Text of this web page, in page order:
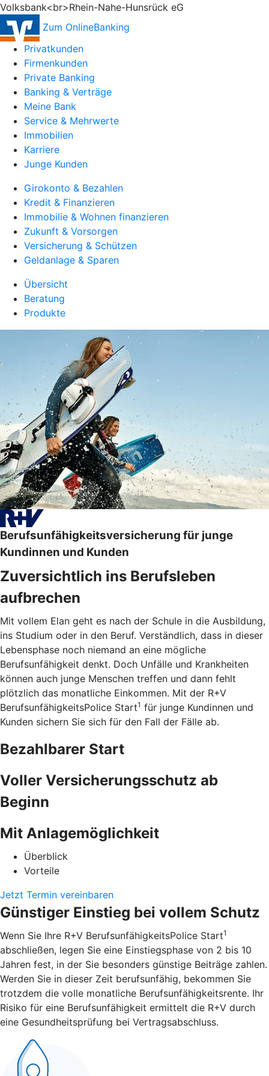
Volksbank<br>Rhein-Nahe-Hunsrück eG
Zum OnlineBanking
Privatkunden
Firmenkunden
Private Banking
Banking & Verträge
Meine Bank
Service & Mehrwerte
Immobilien
Karriere
Junge Kunden
Girokonto & Bezahlen
Kredit & Finanzieren
Immobilie & Wohnen finanzieren
Zukunft & Vorsorgen
Versicherung & Schützen
Geldanlage & Sparen
Übersicht
Beratung
Produkte
Berufsunfähigkeitsversicherung für junge
Kundinnen und Kunden
Zuversichtlich ins Berufsleben
aufbrechen
Mit vollem Elan geht es nach der Schule in die Ausbildung,
ins Studium oder in den Beruf. Verständlich, dass in dieser
Lebensphase noch niemand an eine mögliche
Berufsunfähigkeit denkt. Doch Unfälle und Krankheiten
können auch junge Menschen treffen und dann fehlt
plötzlich das monatliche Einkommen. Mit der R+V
BerufsunfähigkeitsPolice Start1 für junge Kundinnen und
Kunden sichern Sie sich für den Fall der Fälle ab.
Bezahlbarer Start
Voller Versicherungsschutz ab
Beginn
Mit Anlagemöglichkeit
Überblick
Vorteile
Jetzt Termin vereinbaren
Günstiger Einstieg bei vollem Schutz
Wenn Sie Ihre R+V BerufsunfähigkeitsPolice Start1
abschließen, legen Sie eine Einstiegsphase von 2 bis 10
Jahren fest, in der Sie besonders günstige Beiträge zahlen.
Werden Sie in dieser Zeit berufsunfähig, bekommen Sie
trotzdem die volle monatliche Berufsunfähigkeitsrente. Ihr
Risiko für eine Berufsunfähigkeit ermittelt die R+V durch
eine Gesundheitsprüfung bei Vertragsabschluss.